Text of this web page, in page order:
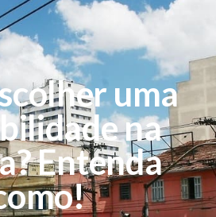
uma
na
Entenda